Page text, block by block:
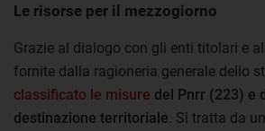
Le risorse per il mezzogiorno
Grazie al dialogo con gli enti titolari e
fornite dalla ragioneria generale dello
classificato le misure del Pnrr (223) e
destinazione territoriale . Si tratta da